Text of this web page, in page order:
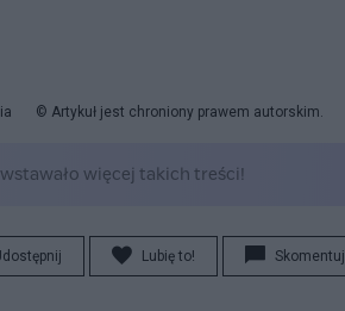
© Artykuł jest chroniony prawem autorskim.
Lubię to! Skomentuj